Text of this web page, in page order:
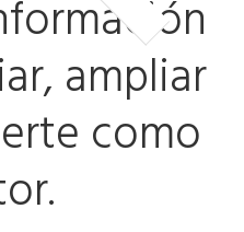
ampliar
como